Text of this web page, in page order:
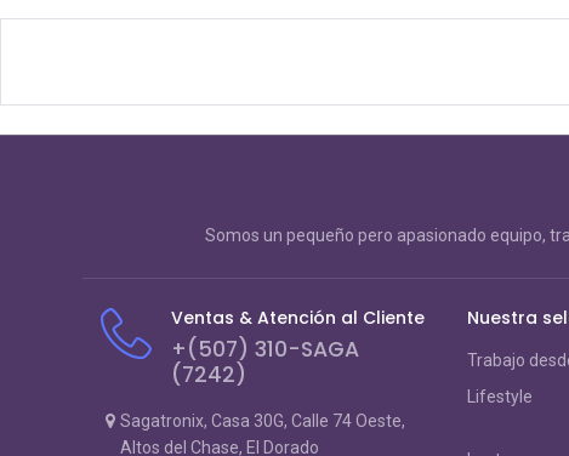
Somos un pequeño pero apasionado equipo,
Ventas & Atención al Cliente
+(507) 310-SAGA
(7242)
Sagatronix, Casa 30G, Calle 74 Oeste,
Altos del Chase, El Dorado
Nuestra
Trabajo
Lifestyle